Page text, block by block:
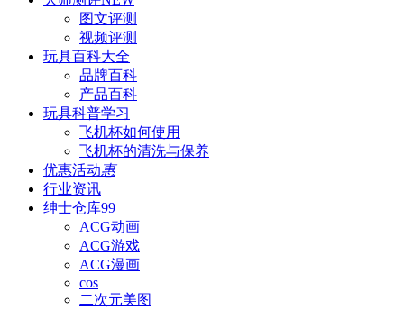
图文评测
视频评测
玩具百科大全
品牌百科
产品百科
玩具科普学习
飞机杯如何使用
飞机杯的清洗与保养
优惠活动惠
行业资讯
绅士仓库99
ACG动画
ACG游戏
ACG漫画
cos
二次元美图